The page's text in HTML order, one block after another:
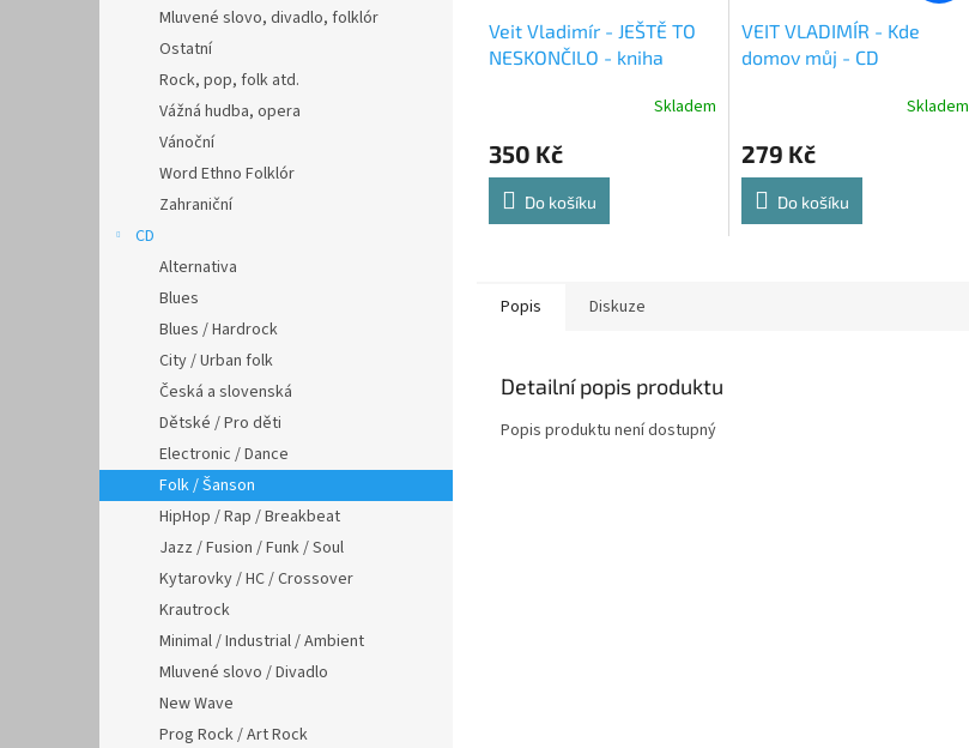
Mluvené slovo, divadlo, folklór
Ostatní
Rock, pop, folk atd.
Vážná hudba, opera
Vánoční
Word Ethno Folklór
Zahraniční
CD
Alternativa
Blues
Blues / Hardrock
City / Urban folk
Česká a slovenská
Dětské / Pro děti
Electronic / Dance
Folk / Šanson
HipHop / Rap / Breakbeat
Jazz / Fusion / Funk / Soul
Kytarovky / HC / Crossover
Krautrock
Minimal / Industrial / Ambient
Mluvené slovo / Divadlo
New Wave
Prog Rock / Art Rock
Veit Vladimír - JEŠTĚ TO
NESKONČILO - kniha
Skladem
350 Kč
Do košíku
VEIT VLADIMÍR - Kde
domov můj - CD
Skladem
279 Kč
Do košíku
Popis Diskuze
Detailní popis produktu
Popis produktu není dostupný